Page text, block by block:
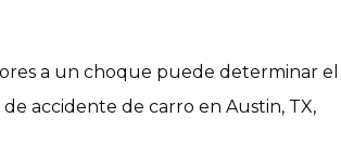
a un choque puede determinar el
accidente de carro en Austin, TX,